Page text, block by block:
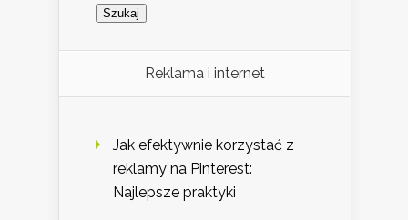
Reklama i internet
Jak efektywnie korzystać z
reklamy na Pinterest:
Najlepsze praktyki